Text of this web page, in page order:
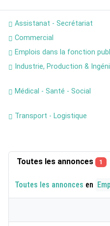
Assistanat - Secrétariat
Commercial
Emplois dans la fonction
Industrie, Production &
Médical - Santé - Social
Transport - Logistique
Toutes les annonces 1
Toutes les annonces en